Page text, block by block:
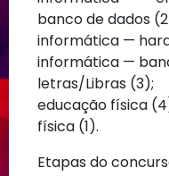
banco de dados
informática —
informática —
letras/Libras (3);
educação física
física (1).
Etapas do